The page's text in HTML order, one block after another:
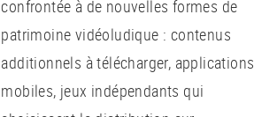
confrontée à de nouvelles formes de
patrimoine vidéoludique : contenus
additionnels à télécharger, applications
mobiles, jeux indépendants qui